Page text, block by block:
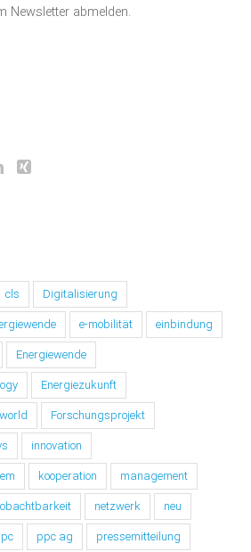
Newsletter abmelden.
cls Digitalisierung
e-mobilität einbindung
Energiewende
Energiezukunft
Forschungsprojekt
innovation
kooperation management
netzwerk neu
ppc ag pressemitteilung